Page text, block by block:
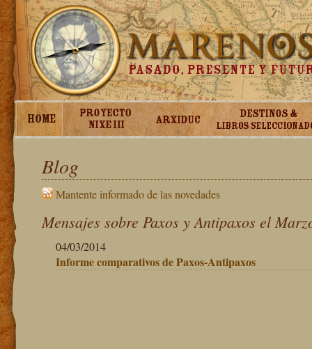
Blog
Mantente informado de las novedades
Mensajes sobre Paxos y Antipaxos el
04/03/2014
Informe comparativos de Paxos-Antipaxos